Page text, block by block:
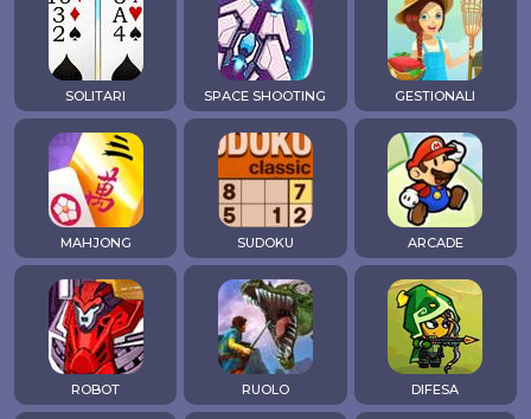
SOLITARI SPACE SHOOTING GESTIONALI
MAHJONG SUDOKU ARCADE
ROBOT RUOLO DIFESA